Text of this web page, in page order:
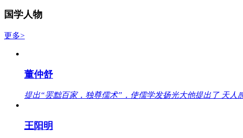
国学人物
更多>
董仲舒
提出“罢黜百家，独尊儒术”，使儒学发扬光大他提出了 天人
王阳明